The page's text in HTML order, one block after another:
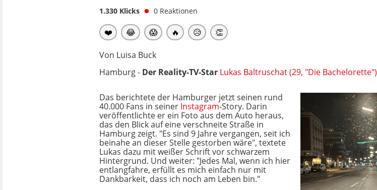
1.330 Klicks 0 Reaktionen
❤️ 😂 😱 🔥 😥 👏
Von Luisa Buck
Hamburg - Der Reality-TV-Star Lukas Baltruschat (29, "Die Bachelorette")
Das berichtete der Hamburger jetzt seinen rund
40.000 Fans in seiner Instagram-Story. Darin
veröffentlichte er ein Foto aus dem Auto heraus,
das den Blick auf eine verschneite Straße in
Hamburg zeigt. "Es sind 9 Jahre vergangen, seit ich
beinahe an dieser Stelle gestorben wäre", textete
Lukas dazu mit weißer Schrift vor schwarzem
Hintergrund. Und weiter: "Jedes Mal, wenn ich hier
entlangfahre, erfüllt es mich einfach nur mit
Dankbarkeit, dass ich noch am Leben bin."